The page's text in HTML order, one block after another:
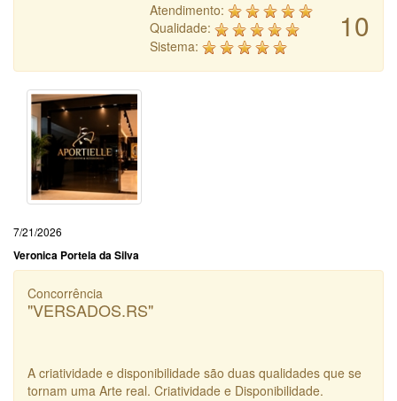
10
Atendimento:
Qualidade:
Sistema:
7/21/2026
Veronica Portela da Silva
Concorrência
"VERSADOS.RS"
A criatividade e disponibilidade são duas qualidades que se
tornam uma Arte real. Criatividade e Disponibilidade.